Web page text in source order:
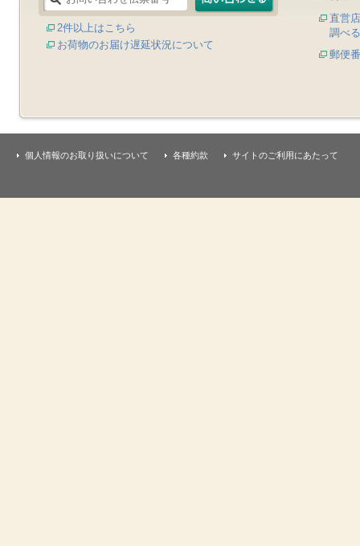
2件以上はこちら
お荷物のお届け遅延状況について
直営
調べる
郵便
個人情報のお取り扱いについて 各種約款 サイトのご利用にあたって